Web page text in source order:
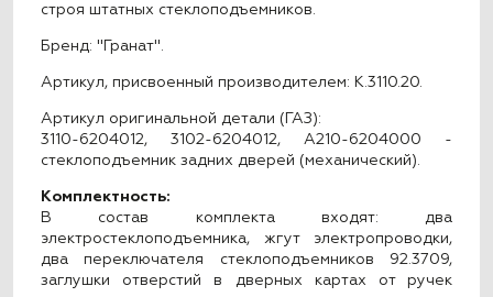
строя штатных стеклоподъемников.
Бренд: "Гранат".
Артикул, присвоенный производителем: K.3110.20.
Артикул оригинальной детали (ГАЗ):
3110-6204012, 3102-6204012, А210-6204000 -
стеклоподъемник задних дверей (механический).
Комплектность:
В состав комплекта входят: два
электростеклоподъемника, жгут электропроводки,
два переключателя стеклоподъемников 92.3709,
заглушки отверстий в дверных картах от ручек